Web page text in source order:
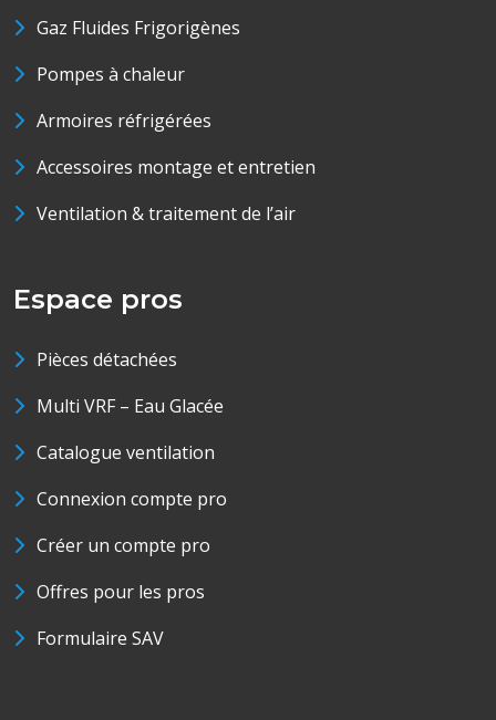
Gaz Fluides Frigorigènes
Pompes à chaleur
Armoires réfrigérées
Accessoires montage et entretien
Ventilation & traitement de l’air
Espace pros
Pièces détachées
Multi VRF – Eau Glacée
Catalogue ventilation
Connexion compte pro
Créer un compte pro
Offres pour les pros
Formulaire SAV